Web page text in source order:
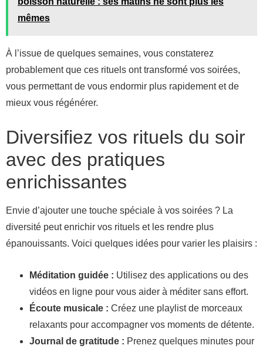
mêmes
À l’issue de quelques semaines, vous constaterez
probablement que ces rituels ont transformé vos soirées,
vous permettant de vous endormir plus rapidement et de
mieux vous régénérer.
Diversifiez vos rituels du soir
avec des pratiques
enrichissantes
Envie d’ajouter une touche spéciale à vos soirées ? La
diversité peut enrichir vos rituels et les rendre plus
épanouissants. Voici quelques idées pour varier les plaisirs :
Méditation guidée : Utilisez des applications ou des
vidéos en ligne pour vous aider à méditer sans effort.
Écoute musicale : Créez une playlist de morceaux
relaxants pour accompagner vos moments de détente.
Journal de gratitude : Prenez quelques minutes pour